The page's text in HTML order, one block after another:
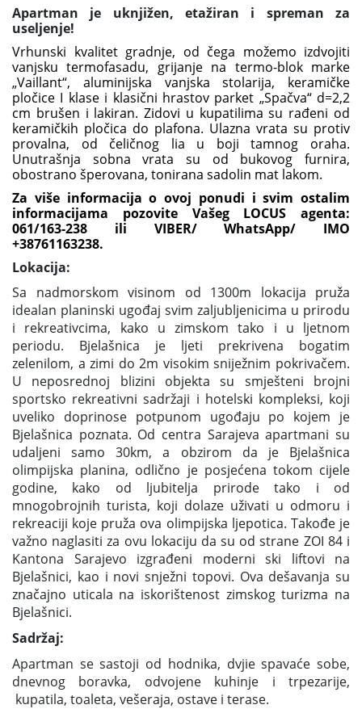
Apartman je uknjižen, etažiran i spreman za
useljenje!
Vrhunski kvalitet gradnje, od čega možemo izdvojiti
vanjsku termofasadu, grijanje na termo-blok marke
„Vaillant“, aluminijska vanjska stolarija, keramičke
pločice I klase i klasični hrastov parket „Spačva“ d=2,2
cm brušen i lakiran. Zidovi u kupatilima su rađeni od
keramičkih pločica do plafona. Ulazna vrata su protiv
provalna, od čeličnog lia u boji tamnog oraha.
Unutrašnja sobna vrata su od bukovog furnira,
obostrano šperovana, tonirana sadolin mat lakom.
Za više informacija o ovoj ponudi i svim ostalim
informacijama pozovite Vašeg LOCUS agenta:
061/163-238 ili VIBER/ WhatsApp/ IMO
+38761163238.
Lokacija:
Sa nadmorskom visinom od 1300m lokacija pruža
idealan planinski ugođaj svim zaljubljenicima u prirodu
i rekreativcima, kako u zimskom tako i u ljetnom
periodu. Bjelašnica je ljeti prekrivena bogatim
zelenilom, a zimi do 2m visokim sniježnim pokrivačem.
U neposrednoj blizini objekta su smješteni brojni
sportsko rekreativni sadržaji i hotelski kompleksi, koji
uveliko doprinose potpunom ugođaju po kojem je
Bjelašnica poznata. Od centra Sarajeva apartmani su
udaljeni samo 30km, a obzirom da je Bjelašnica
olimpijska planina, odlično je posjećena tokom cijele
godine, kako od ljubitelja prirode tako i od
mnogobrojnih turista, koji dolaze uživati u odmoru i
rekreaciji koje pruža ova olimpijska ljepotica. Takođe je
važno naglasiti za ovu lokaciju da su od strane ZOI 84 i
Kantona Sarajevo izgrađeni moderni ski liftovi na
Bjelašnici, kao i novi snježni topovi. Ova dešavanja su
značajno uticala na iskorištenost zimskog turizma na
Bjelašnici.
Sadržaj:
Apartman se sastoji od hodnika, dvjie spavaće sobe,
dnevnog boravka, odvojene kuhinje i trpezarije,
kupatila, toaleta, vešeraja, ostave i terase.